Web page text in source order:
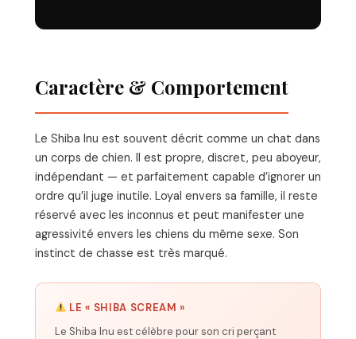
Caractère & Comportement
Le Shiba Inu est souvent décrit comme un chat dans
un corps de chien. Il est propre, discret, peu aboyeur,
indépendant — et parfaitement capable d’ignorer un
ordre qu’il juge inutile. Loyal envers sa famille, il reste
réservé avec les inconnus et peut manifester une
agressivité envers les chiens du même sexe. Son
instinct de chasse est très marqué.
LE « SHIBA SCREAM »
Le Shiba Inu est célèbre pour son cri perçant